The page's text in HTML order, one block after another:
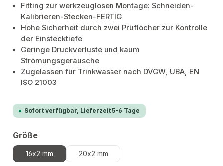
Fitting zur werkzeuglosen Montage: Schneiden-
Kalibrieren-Stecken-FERTIG
Hohe Sicherheit durch zwei Prüflöcher zur Kontrolle
der Einstecktiefe
Geringe Druckverluste und kaum
Strömungsgeräusche
Zugelassen für Trinkwasser nach DVGW, UBA, EN
ISO 21003
Sofort verfügbar, Lieferzeit 5-6 Tage
Größeauswählen
16x2 mm 20x2 mm